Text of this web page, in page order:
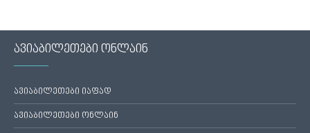
ავიაბილეთები ონლაინ
ავიაბილეთები იაფად
ავიაბილეთები ონლაინ